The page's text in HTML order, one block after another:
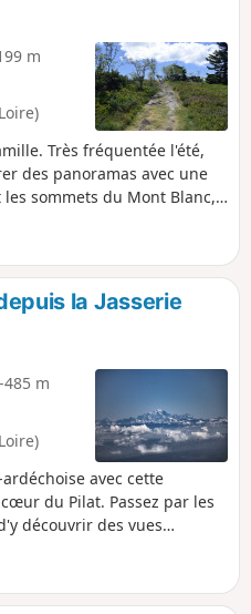
m
Très fréquentée l'été,
des panoramas avec une
sommets du Mont Blanc,
Très riche en fleurs au
des myrtilles en août et
A moins que vous ne
rando ou ski nordique
la Jasserie
-485 m
avec cette
du Pilat. Passez par les
découvrir des vues